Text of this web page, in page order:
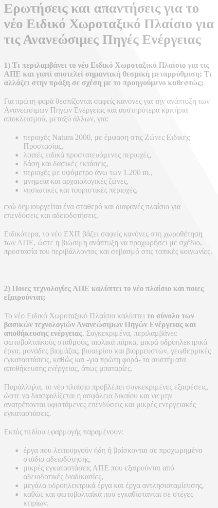
Ερωτήσεις και απαντήσεις για το
νέο Ειδικό Χωροταξικό Πλαίσιο για
τις Ανανεώσιμες Πηγές Ενέργειας
1) Τι περιλαμβάνει το νέο Ειδικό Χωροταξικό Πλαίσιο για τις
ΑΠΕ και γιατί αποτελεί σημαντική θεσμική μεταρρύθμιση; Τι
αλλάζει στην πράξη σε σχέση με το προηγούμενο καθεστώς;
Για πρώτη φορά θεσπίζονται σαφείς κανόνες για την ανάπτυξη των
Ανανεώσιμων Πηγών Ενέργειας και αυστηρότερα κριτήρια
αποκλεισμού, μεταξύ άλλων, για:
περιοχές Natura 2000, με έμφαση στις Ζώνες Ειδικής
Προστασίας,
λοιπές ειδικά προστατευόμενες περιοχές,
δάση και δασικές εκτάσεις,
περιοχές με υψόμετρο άνω των 1.200 m.,
μνημεία και αρχαιολογικές ζώνες,
νησιωτικές και τουριστικές περιοχές,
ενώ δημιουργείται ένα σταθερό και διαφανές πλαίσιο για
επενδύσεις και αδειοδοτήσεις.
Ειδικότερα, το νέο ΕΧΠ βάζει σαφείς κανόνες στη χωροθέτηση
των ΑΠΕ, ώστε η βιώσιμη ανάπτυξη να προχωρήσει με σχέδιο,
προστασία του περιβάλλοντος και σεβασμό στις τοπικές κοινωνίες.
2) Ποιες τεχνολογίες ΑΠΕ καλύπτει το νέο πλαίσιο και ποιες
εξαιρούνται;
Το νέο Ειδικό Χωροταξικό Πλαίσιο καλύπτει το σύνολο των
βασικών τεχνολογιών Ανανεώσιμων Πηγών Ενέργειας και
αποθήκευσης ενέργειας. Συγκεκριμένα, περιλαμβάνει:
φωτοβολταϊκούς σταθμούς, αιολικά πάρκα, μικρά υδροηλεκτρικά
έργα, μονάδες βιομάζας, βιοαερίου και βιορρευστών, γεωθερμικές
εγκαταστάσεις, καθώς και -για πρώτη φορά- τα συστήματα
αποθήκευσης ενέργειας, όπως μπαταρίες.
Παράλληλα, το νέο πλαίσιο προβλέπει συγκεκριμένες εξαιρέσεις,
ώστε να διασφαλίζεται η ασφάλεια δικαίου και να μην
ανατρέπονται υφιστάμενες επενδύσεις και μικρές ενεργειακές
εγκαταστάσεις.
Εκτός πεδίου εφαρμογής παραμένουν:
έργα που λειτουργούν ήδη ή βρίσκονται σε προχωρημένο
στάδιο αδειοδότησης,
μικρές εγκαταστάσεις ΑΠΕ που εξαιρούνται από
αδειοδοτικές διαδικασίες,
μεγάλα υδροηλεκτρικά έργα και έργα αντλησιοταμίευσης,
καθώς και φωτοβολταϊκά που εγκαθίστανται σε στέγες
κτιρίων.